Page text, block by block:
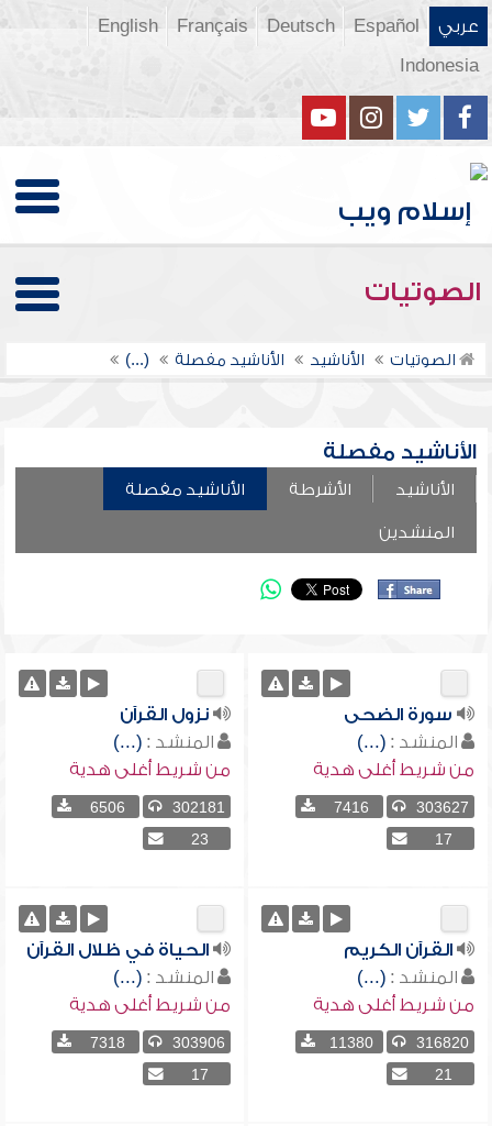
عربي Español
Deutsch
Français
English
Indonesia
الصوتيات
الصوتيات الأناشيد الأناشيد مفصلة (...)
الأناشيد مفصلة
الأناشيد الأشرطة الأناشيد مفصلة
المنشدين
سورة الضحى
المنشد : (...)
من شريط أغلى هدية
303627
7416
17
نزول القرآن
المنشد : (...)
من شريط أغلى هدية
302181
6506
23
القرآن الكريم
المنشد : (...)
من شريط أغلى هدية
316820
11380
21
الحياة في ظلال القرآن
المنشد : (...)
من شريط أغلى هدية
303906
7318
17